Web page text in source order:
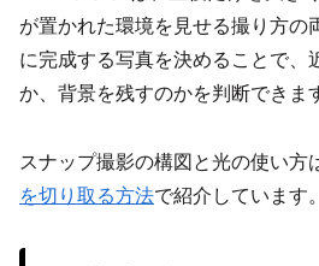
が置かれた環境を見せる撮り方の
に完成する写真を決めることで、
か、背景を残すのかを判断できま
スナップ撮影の構図と光の使い方
を切り取る方法で紹介しています。